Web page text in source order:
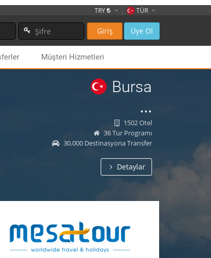
TRY TÜR
TÜR
GER
Giriş Üye Ol
Müşteri Hizmetleri
Bursa
...
1502 Otel
36 Tur Programı
30.000 Destinasyona Transfer
Detaylar